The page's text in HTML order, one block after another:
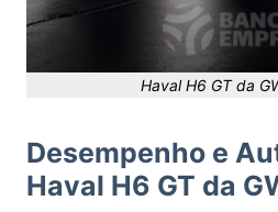
Haval H6 GT da
Desempenho e
Haval H6 GT da